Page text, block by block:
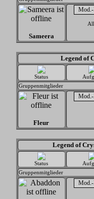
Sameera
Legend of
Status
Gruppenmitglieder
Fleur
Legend of
Status
Gruppenmitglieder